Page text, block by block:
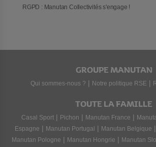
RGPD : Manutan Collectivités s'engage !
GROUPE MANUTAN
Qui sommes-nous ? | Notre politique RSE |
TOUTE LA FAMILLE
Casal Sport | Pichon | Manutan France |
Espagne | Manutan Portugal | Manutan Belgique |
Manutan Pologne | Manutan Hongrie | Manutan